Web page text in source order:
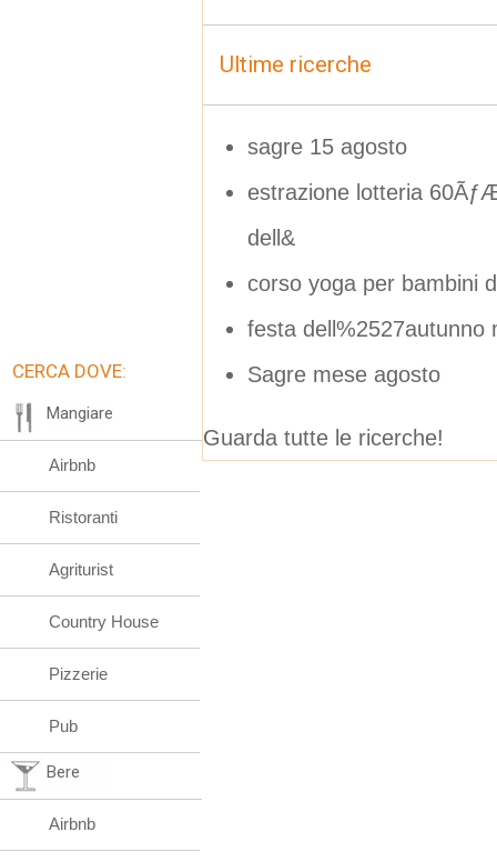
Ultime ricerche
sagre 15 agosto
estrazione lotteria
dell&
corso yoga per bambini
festa dell%2527autunno
Sagre mese agosto
Guarda tutte le ricerche!
CERCA DOVE:
Mangiare
Airbnb
Ristoranti
Agriturist
Country House
Pizzerie
Pub
Bere
Airbnb